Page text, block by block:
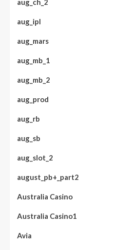
aug_ch_2
aug_ipl
aug_mars
aug_mb_1
aug_mb_2
aug_prod
aug_rb
aug_sb
aug_slot_2
august_pb+_part2
Australia Casino
Australia Casino1
Avia